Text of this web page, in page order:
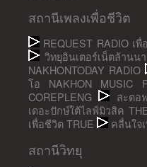
สถานีเพลงเพื่อชีวิต
REQUEST RADIO เ
วิทยุอินเตอร์เน็ตล้านน
NAKHONTODAY RADIO
โอ NAKHON MUSIC
COREPLENG
สะตอ
เดอะปักษ์ใต้ไลฟ์มิวสิค
เพื่อชีวิต TRUE
คลื่นใจ
สถานีวิทยุ